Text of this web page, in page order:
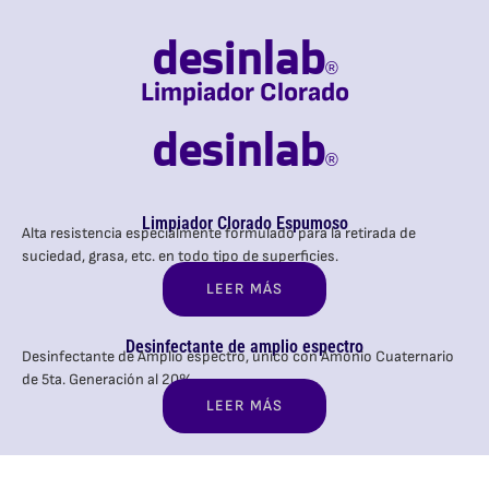
desinlab®
Limpiador Clorado
desinlab®
Limpiador Clorado Espumoso
Alta resistencia especialmente formulado para la retirada de
suciedad, grasa, etc. en todo tipo de superficies.
LEER MÁS
Desinfectante de amplio espectro
Desinfectante de Amplio espectro, único con Amonio Cuaternario
de 5ta. Generación al 20%.
LEER MÁS